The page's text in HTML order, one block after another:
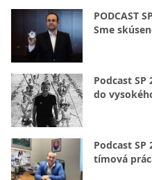
PODCAST
Sme
Podcast
do
Podcast SP
tímová